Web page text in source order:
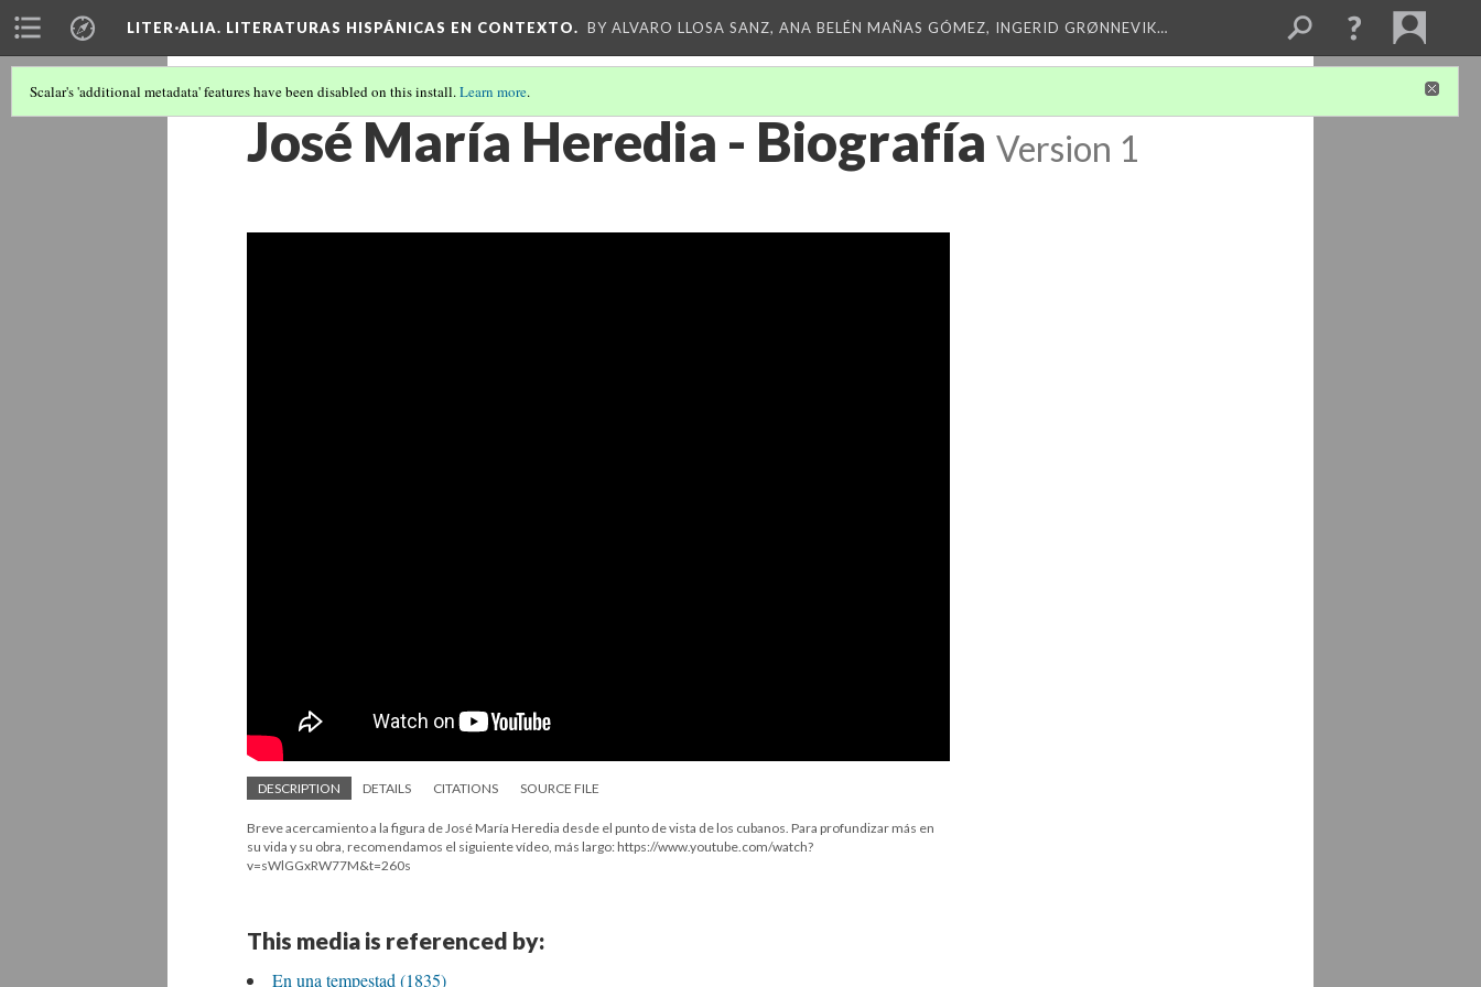
LITER·ALIA. LITERATURAS HISPÁNICAS EN CONTEXTO. BY ALVARO LLOSA SANZ, ANA BELÉN MAÑAS GÓMEZ, INGERID GRØNNEVIK…
Scalar's 'additional metadata' features have been disabled on this install.Learn more.
José María Heredia - Biografía Version 1
DESCRIPTION DETAILS CITATIONS SOURCE FILE
Breve acercamiento a la figura de José María Heredia desde el punto de vista de los cubanos. Para profundizar más en
su vida y su obra, recomendamos el siguiente vídeo, más largo: https://www.youtube.com/watch?
v=sWlGGxRW77M&t=260s
This media is referenced by:
En una tempestad (1835)